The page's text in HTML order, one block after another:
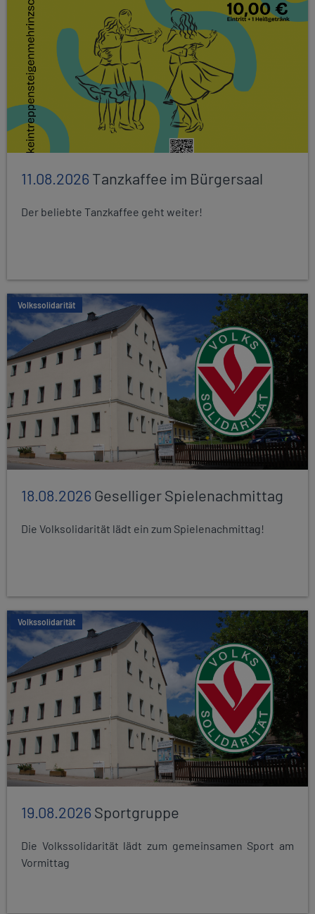
11.08.2026Tanzkaffee im Bürgersaal
Der beliebte Tanzkaffee geht weiter!
Volkssolidarität
18.08.2026Geselliger Spielenachmittag
Die Volksolidarität lädt ein zum Spielenachmittag!
Volkssolidarität
19.08.2026Sportgruppe
Die Volkssolidarität lädt zum gemeinsamen Sport am
Vormittag